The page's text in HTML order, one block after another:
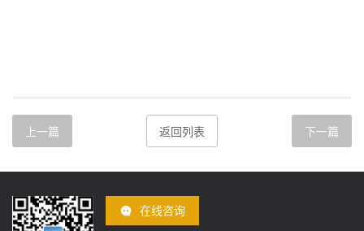
上一篇 返回列表 下一篇
在线咨询